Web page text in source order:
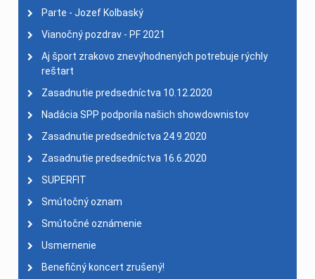
Parte - Jozef Kolbaský
Vianočný pozdrav - PF 2021
Aj šport zrakovo znevýhodnených potrebuje rýchly
reštart
Zasadnutie predsedníctva 10.12.2020
Nadácia SPP podporila našich showdownistov
Zasadnutie predsedníctva 24.9.2020
Zasadnutie predsedníctva 16.6.2020
SUPERFIT
Smútočný oznam
Smútočné oznámenie
Usmernenie
Benefičný koncert zrušený!